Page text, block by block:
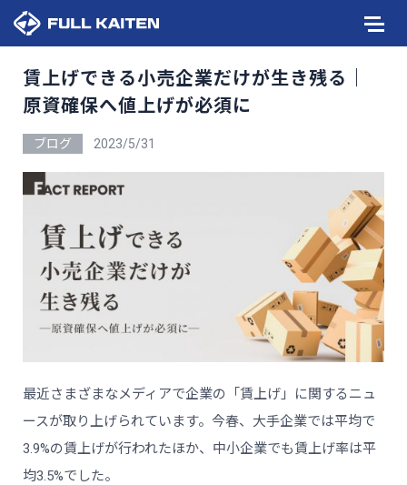
賃上げできる小売企業だけが生き残る｜
原資確保へ値上げが必須に
ブログ 2023/5/31
最近さまざまなメディアで企業の「賃上げ」に関するニュ
ースが取り上げられています。今春、大手企業では平均で
3.9%の賃上げが行われたほか、中小企業でも賃上げ率は平
均3.5%でした。